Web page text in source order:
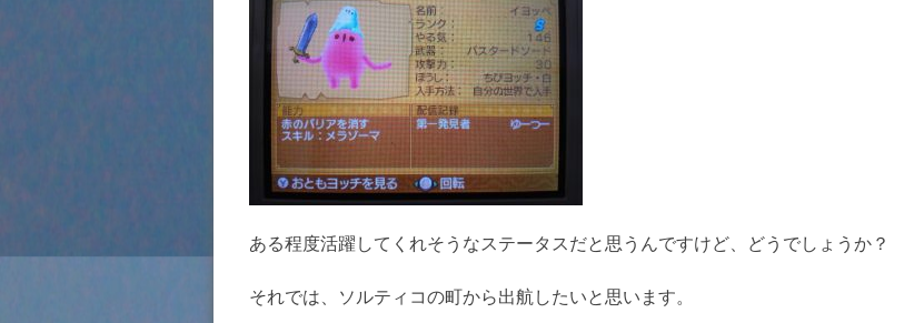
ある程度活躍してくれそうなステータスだと思うんですけど、どうでしょうか？
それでは、ソルティコの町から出航したいと思います。